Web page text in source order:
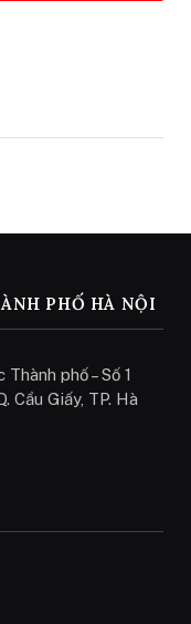
PHỐ HÀ NỘI
phố – Số 1
Cầu Giấy, TP. Hà